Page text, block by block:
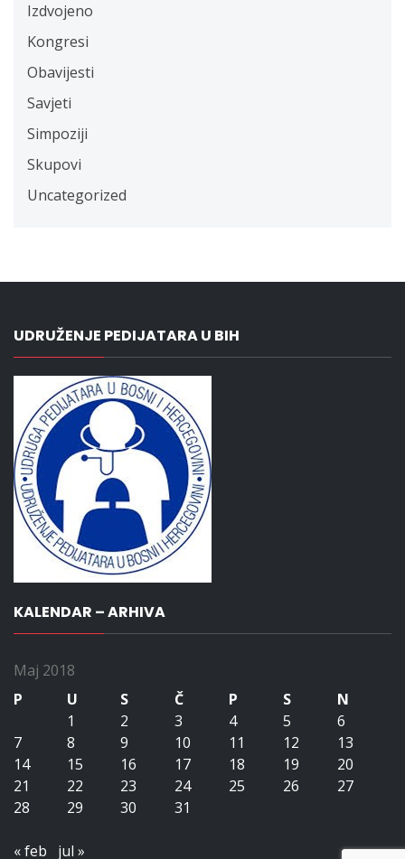
Izdvojeno
Kongresi
Obavijesti
Savjeti
Simpoziji
Skupovi
Uncategorized
UDRUŽENJE PEDIJATARA U BIH
KALENDAR – ARHIVA
Maj 2018
P
U S Č P S
N
1
2 3 4 5
6
7
8 9 10 11 12
13
14
15 16 17 18 19
20
21
22 23 24 25 26
27
28
29 30 31
« feb jul »